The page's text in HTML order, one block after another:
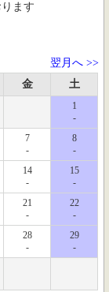
ます
翌月へ >>
金 土
1
-
7
-
8
-
14
-
15
-
21
-
22
-
28
-
29
-